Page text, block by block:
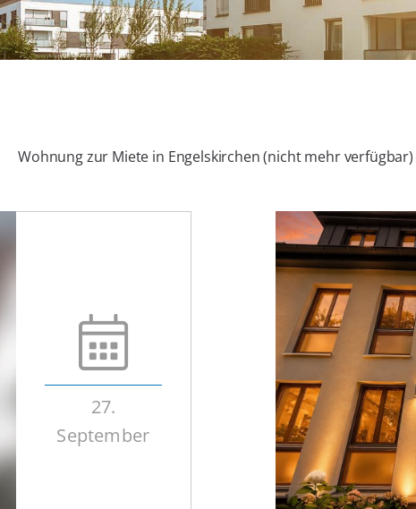
Wohnung zur Miete in Engelskirchen (nicht mehr verfügbar)
27.
September